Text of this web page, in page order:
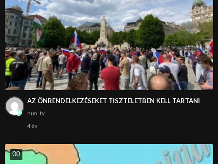
AZ ÖNRENDELKEZÉSEKET TISZTELETBEN KELL TARTANI
hun_tv
4 év
00